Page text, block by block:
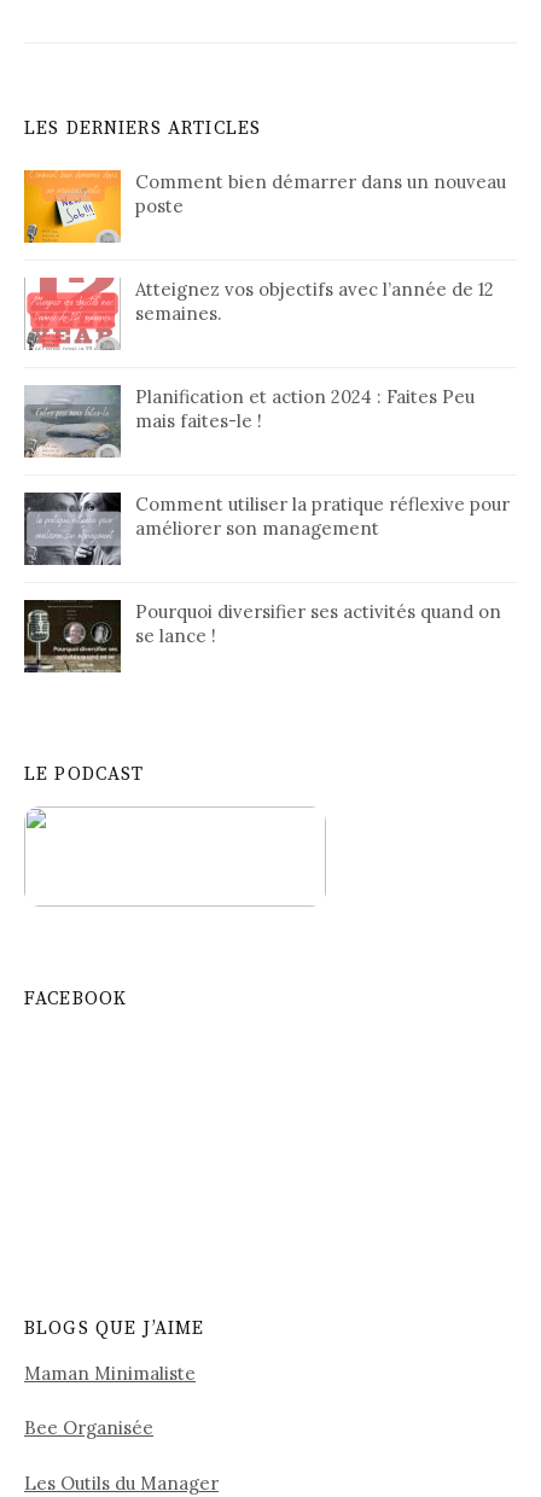
LES DERNIERS ARTICLES
Comment bien démarrer dans un nouveau
poste
Atteignez vos objectifs avec l’année de 12
semaines.
Planification et action 2024 : Faites Peu
mais faites-le !
Comment utiliser la pratique réflexive pour
améliorer son management
Pourquoi diversifier ses activités quand on
se lance !
LE PODCAST
FACEBOOK
BLOGS QUE J’AIME
Maman Minimaliste
Bee Organisée
Les Outils du Manager